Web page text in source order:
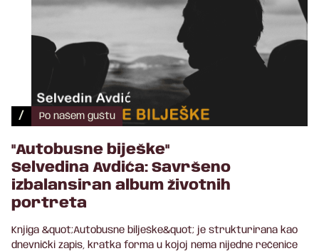
/ Po našem guštu
"Autobusne biješke"
Selvedina Avdića: Savršeno
izbalansiran album životnih
portreta
Knjiga &quot;Autobusne bilješke&quot; je strukturirana kao
dnevnički zapis, kratka forma u kojoj nema nijedne rečenice